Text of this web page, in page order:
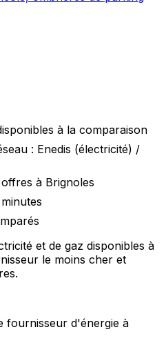
à la comparaison
: Enedis (électricité) /
à Brignoles
et de gaz disponibles à
le moins cher et
fournisseur d'énergie à